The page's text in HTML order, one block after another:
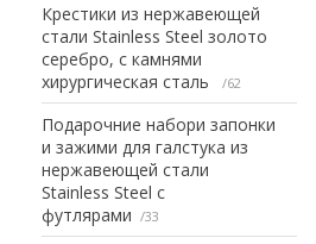
Крестики из нержавеющей
стали Stainless Steel золото
серебро, с камнями
хирургическая сталь
62
Подарочние набори запонки
и зажими для галстука из
нержавеющей стали
Stainless Steel с
футлярами
33